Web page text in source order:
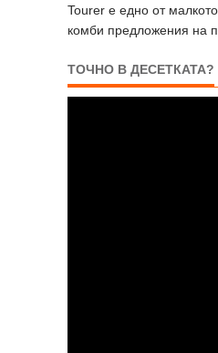
Tourer е едно от
комби предложения на
ТОЧНО В ДЕСЕТКАТА?